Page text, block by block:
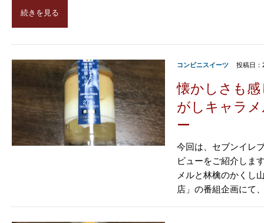
続きを見る
コンビニスイーツ 投稿日：
懐かしさも
がしキャラ
ー
今回は、セブンイレ
ビューをご紹介しま
メルと林檎のかくし
店」の番組企画にて